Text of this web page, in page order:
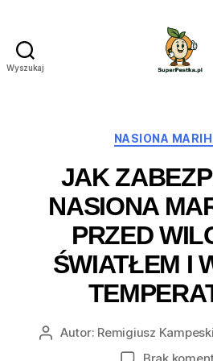
Wyszukaj
NASIONA
JAK
NASIONA
PRZED
ŚWIATŁEM I
AutorAutor: Remigiusz Kampeski
Brak